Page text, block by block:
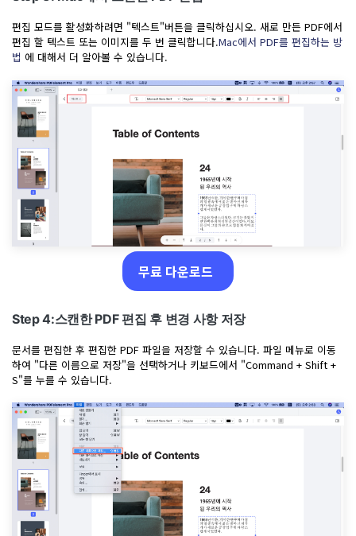
편집 모드를 활성화하려면 "텍스트"버튼을 클릭하십시오. 새로 만든 PDF에서
편집 할 텍스트 또는 이미지를 두 번 클릭합니다.Mac에서 PDF를 편집하는 방
법 에 대해서 더 알아볼 수 있습니다.
무료 다운로드
Step 4:스캔한 PDF 편집 후 변경 사항 저장
문서를 편집한 후 편집한 PDF 파일을 저장할 수 있습니다. 파일 메뉴로 이동
하여 "다른 이름으로 저장"을 선택하거나 키보드에서 "Command + Shift +
S"를 누를 수 있습니다.